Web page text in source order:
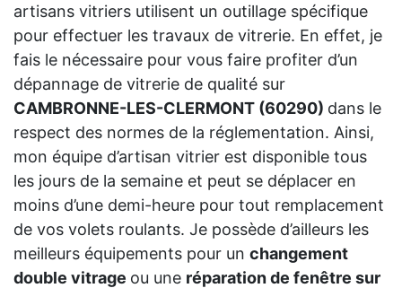
artisans vitriers utilisent un outillage spécifique
pour effectuer les travaux de vitrerie. En effet, je
fais le nécessaire pour vous faire profiter d’un
dépannage de vitrerie de qualité sur
CAMBRONNE-LES-CLERMONT (60290) dans le
respect des normes de la réglementation. Ainsi,
mon équipe d’artisan vitrier est disponible tous
les jours de la semaine et peut se déplacer en
moins d’une demi-heure pour tout remplacement
de vos volets roulants. Je possède d’ailleurs les
meilleurs équipements pour un changement
double vitrage ou une réparation de fenêtre sur